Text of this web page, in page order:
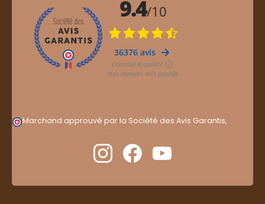
Marchand approuvé par la Société des Avis Garantis,
.